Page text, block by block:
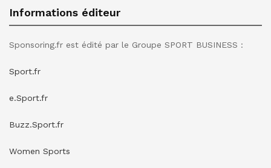
Informations éditeur
Sponsoring.fr est édité par le Groupe SPORT BUSINESS :
Sport.fr
e.Sport.fr
Buzz.Sport.fr
Women Sports